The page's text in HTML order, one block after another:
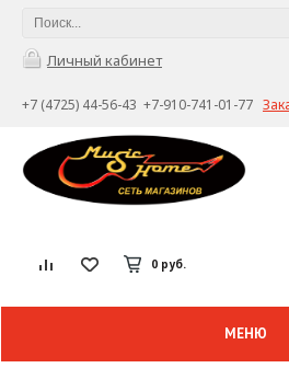
Личный кабинет
+7 (4725) 44-56-43 +7-910-741-01-77
0 руб.
МЕНЮ